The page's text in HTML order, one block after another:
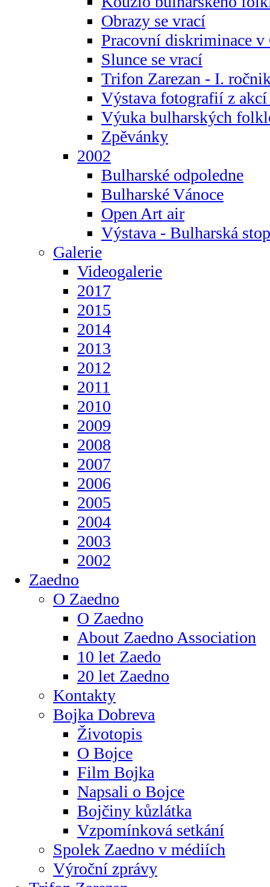
Obrazy se vrací
Pracovní diskriminace
Slunce se vrací
Trifon Zarezan - I.
Výstava fotografií z akcí
Výuka bulharských
Zpěvánky
2002
Bulharské odpoledne
Bulharské Vánoce
Open Art air
Výstava - Bulharská
Galerie
Videogalerie
2017
2015
2014
2013
2012
2011
2010
2009
2008
2007
2006
2005
2004
2003
2002
Zaedno
O Zaedno
O Zaedno
About Zaedno Association
10 let Zaedo
20 let Zaedno
Kontakty
Bojka Dobreva
Životopis
O Bojce
Film Bojka
Napsali o Bojce
Bojčiny kůzlátka
Vzpomínková setkání
Spolek Zaedno v médiích
Výroční zprávy